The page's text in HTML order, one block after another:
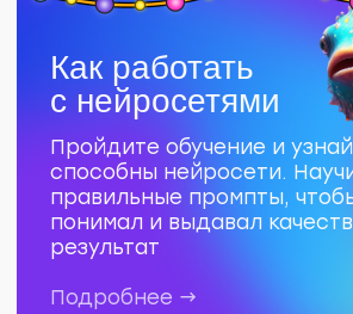
Пройдите обучение и узнайте, на что
способны нейросети. Научитесь делать
правильные промпты, чтобы ИИ вас
понимал и выдавал качественный
результат
с нейросетями
4 990 ₽
Подробнее →